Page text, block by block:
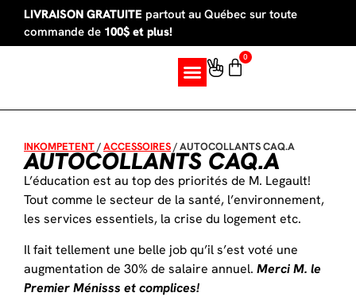
LIVRAISON GRATUITE partout au Québec sur toute
commande de 100$ et plus!
0
INKOMPETENT/ACCESSOIRES/AUTOCOLLANTS CAQ.A
AUTOCOLLANTS CAQ.A
L’éducation est au top des priorités de M. Legault!
Tout comme le secteur de la santé, l’environnement,
les services essentiels, la crise du logement etc.
Il fait tellement une belle job qu’il s’est voté une
augmentation de 30% de salaire annuel. Merci M. le
Premier Ménisss et complices!